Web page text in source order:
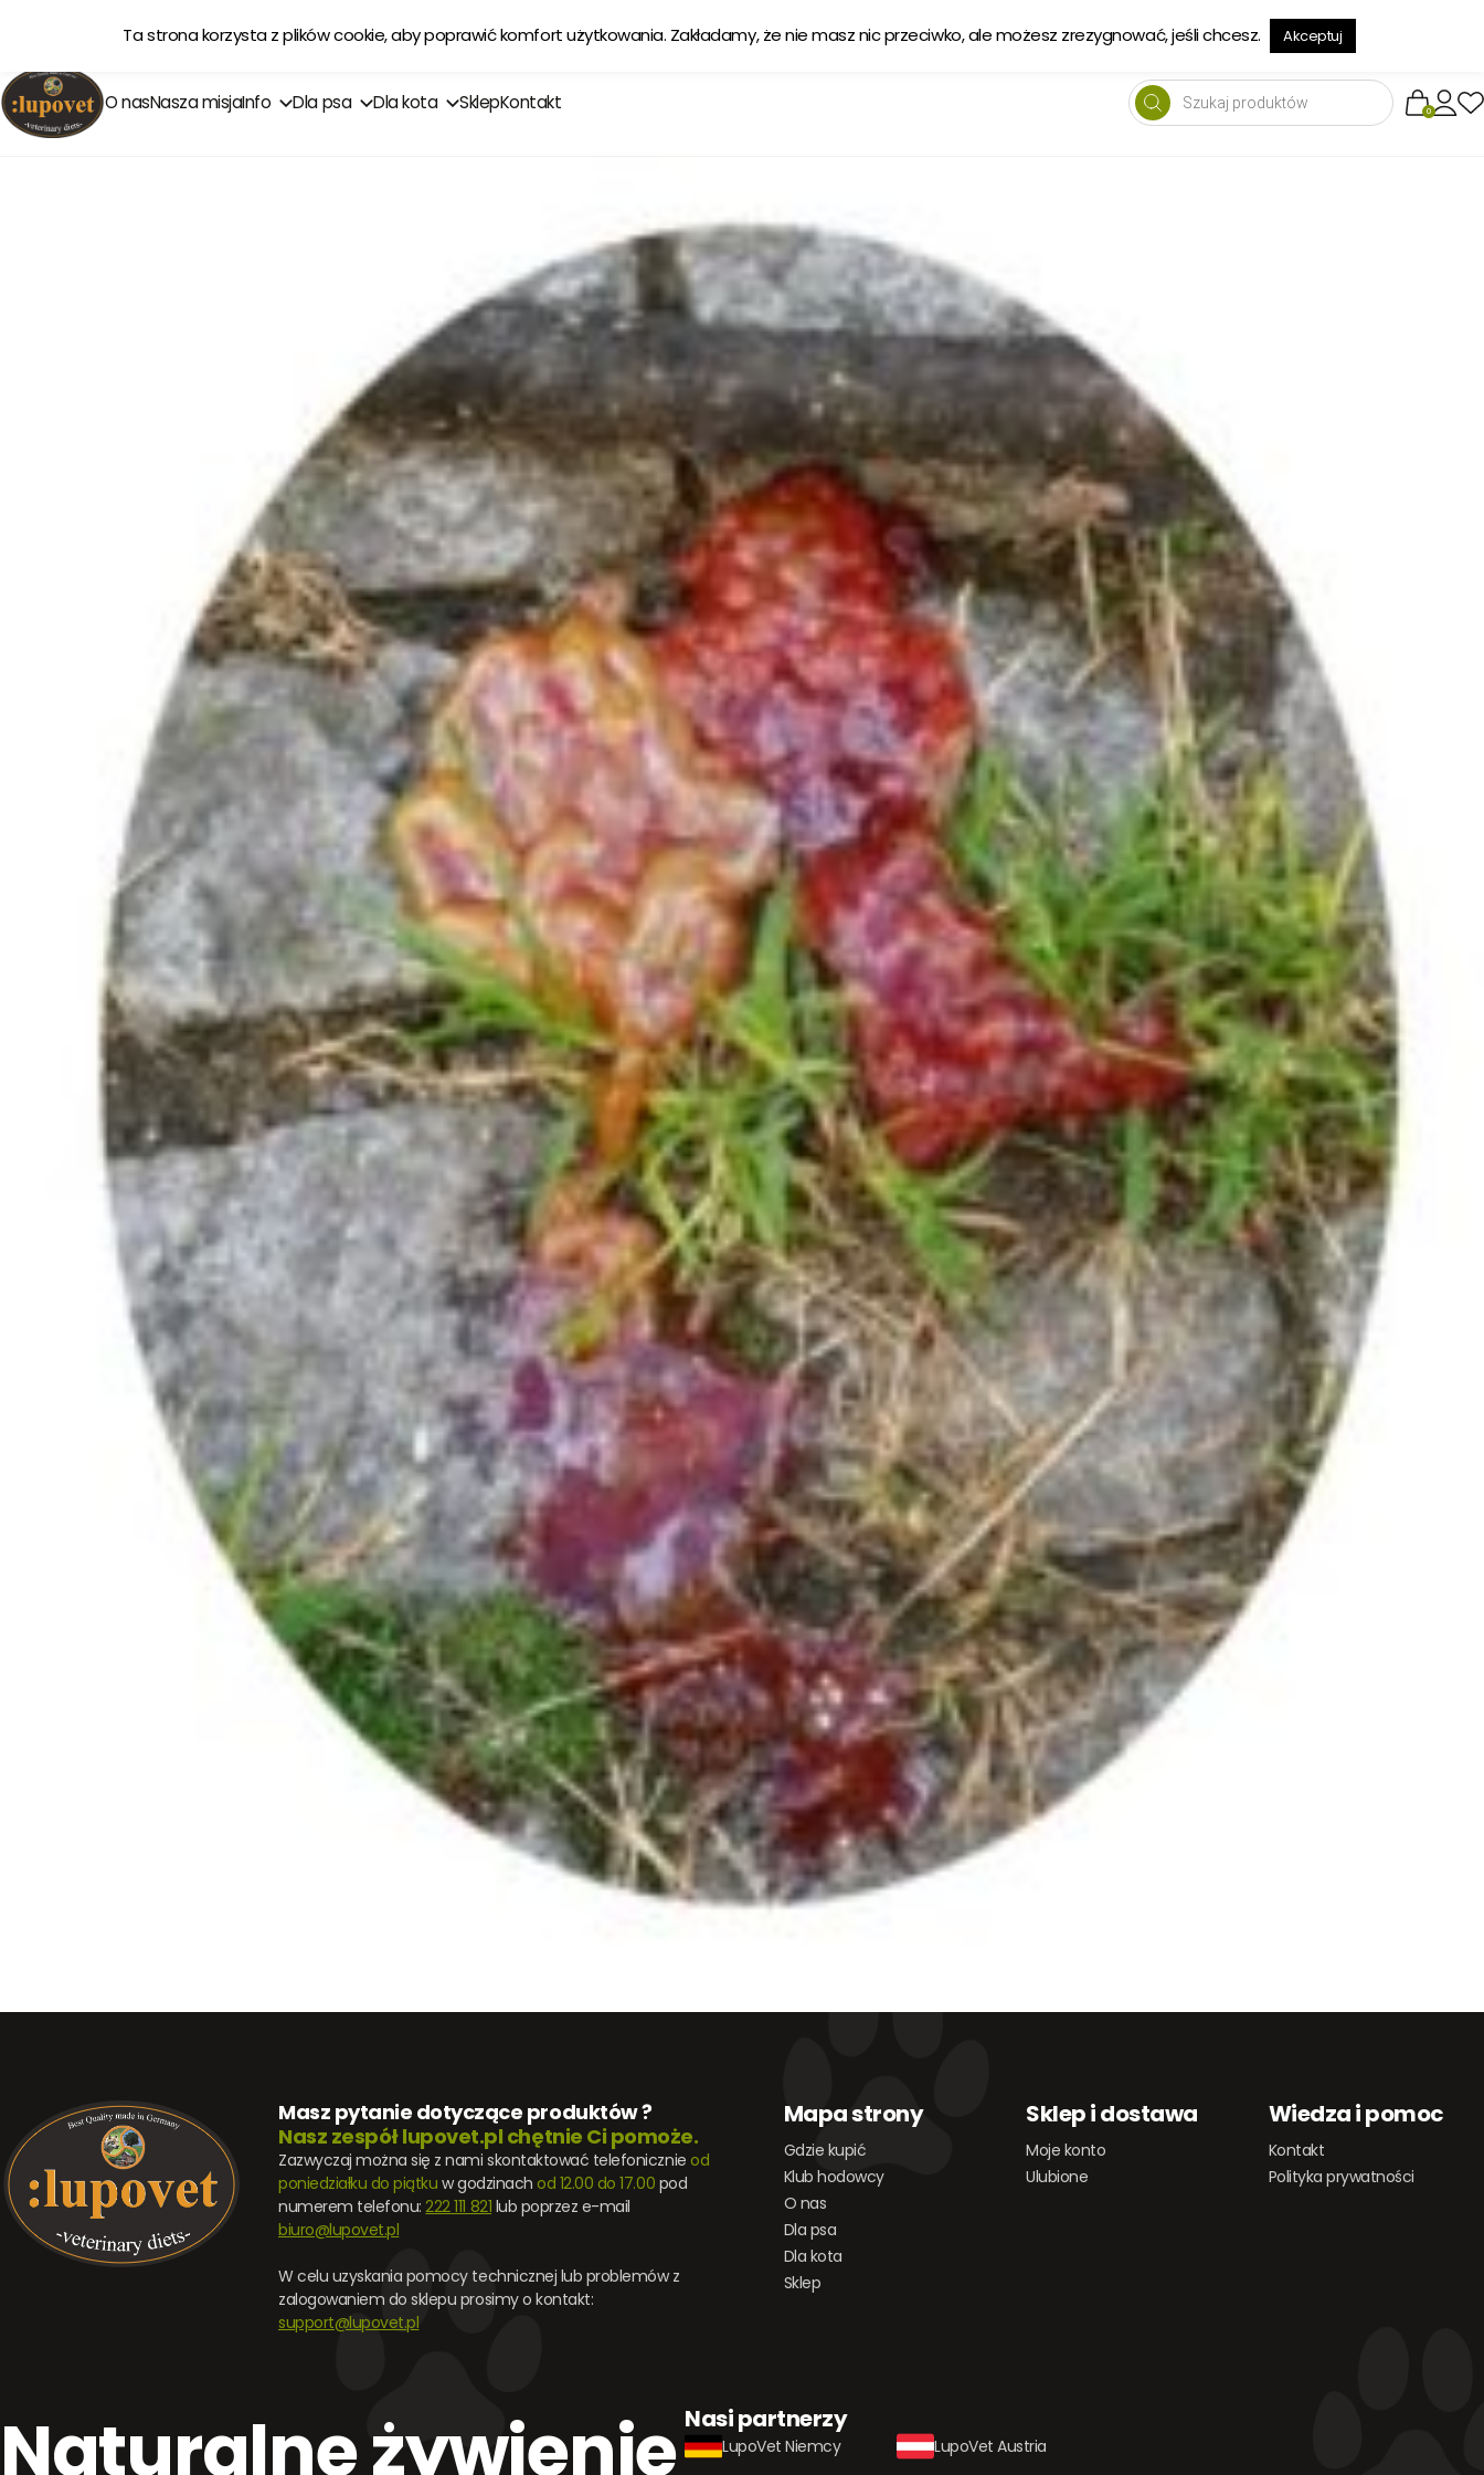
Ekologiczna karma tworzona w zgodzie z naturą Sprawdź →
O nasNasza misjaInfo Dla psa Dla kota SklepKontakt
Wyszukiwarka
produktów 0
Masz pytanie dotyczące produktów ?
Nasz zespół lupovet.pl chętnie Ci pomoże.
Zazwyczaj można się z nami skontaktować telefonicznie od
poniedziałku do piątku w godzinach od 12.00 do 17.00 pod
numerem telefonu:222 111 821 lub poprzez e-mail
biuro@lupovet.pl
W celu uzyskania pomocy technicznej lub problemów z
zalogowaniem do sklepu prosimy o kontakt:
support@lupovet.pl
Mapa strony
Gdzie kupić
Klub hodowcy
O nas
Dla psa
Dla kota
Sklep
Sklep i dostawa
Moje konto
Ulubione
Wiedza i pomoc
Kontakt
Polityka prywatności
Naturalne żywienie Nasi partnerzy
LupoVet Niemcy LupoVet Austria
Ta strona korzysta z plików cookie, aby poprawić komfort użytkowania. Zakładamy, że nie masz nic przeciwko, ale możesz zrezygnować, jeśli chcesz. Akceptuj